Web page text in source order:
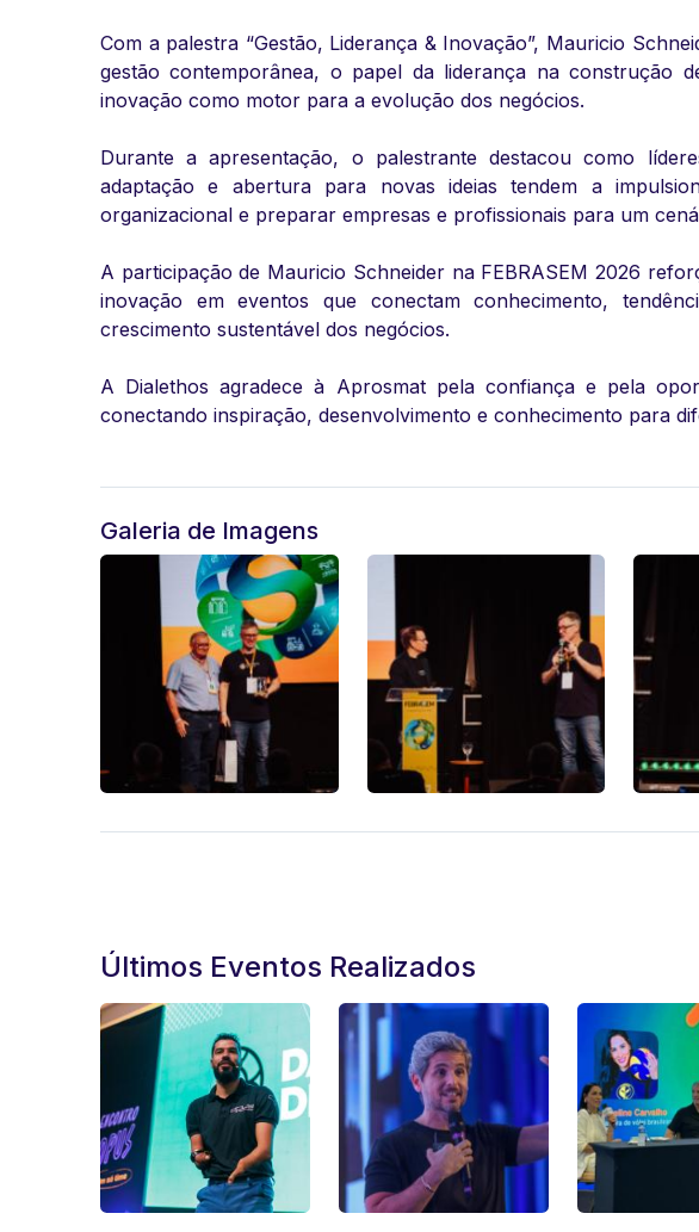
Com a palestra “Gestão, Liderança & Inovação”, Mauricio
gestão contemporânea, o papel da liderança na construção
inovação como motor para a evolução dos negócios.
Durante a apresentação, o palestrante destacou como
adaptação e abertura para novas ideias tendem a
organizacional e preparar empresas e profissionais para um
A participação de Mauricio Schneider na FEBRASEM 2026
inovação em eventos que conectam conhecimento,
crescimento sustentável dos negócios.
A Dialethos agradece à Aprosmat pela confiança e pela
conectando inspiração, desenvolvimento e conhecimento para
Galeria de Imagens
Últimos Eventos Realizados